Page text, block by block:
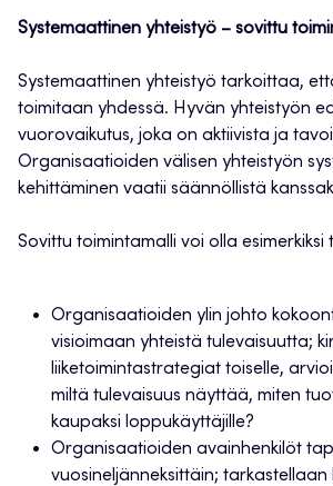
Systemaattinen yhteistyö – sovittu
Systemaattinen yhteistyö tarkoittaa,
toimitaan yhdessä. Hyvän yhteistyön
vuorovaikutus, joka on aktiivista ja
Organisaatioiden välisen yhteistyön
kehittäminen vaatii säännöllistä
Sovittu toimintamalli voi olla esimerkiksi
Organisaatioiden ylin johto
visioimaan yhteistä tulevaisuutta;
liiketoimintastrategiat toiselle,
miltä tulevaisuus näyttää, miten
kaupaksi loppukäyttäjille?
Organisaatioiden avainhenkilöt
vuosineljänneksittäin; tarkastellaan